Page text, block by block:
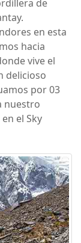
de
en esta
hacia
vive el
delicioso
por 03
nuestro
el Sky